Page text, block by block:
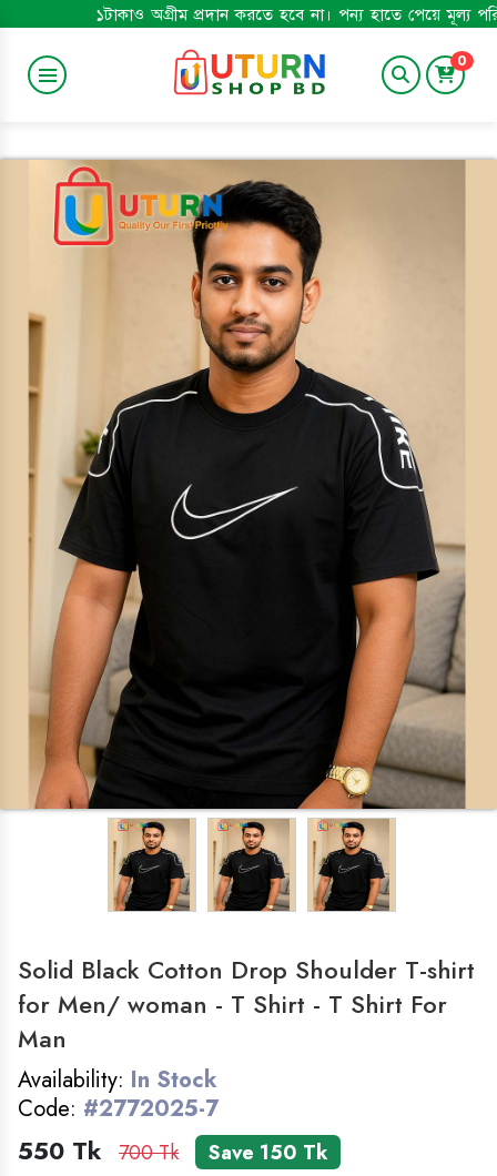
SWEETS & BAKERY
GROSSERY
Smart Watch
SPORTS
LADIES ZONE
Cosmetics
HOME & KITCHEN
Cake Decoration
Chocolate Making Item's
OVEN
kitchen & Crockeries
ISLAMIC ITEMS
HOME APPLIANCES
MEN'S FASHION
লুঙ্গি- Lungi For Man
HOME DECOR
১টাকাও অগ্রীম প্রদান করতে হবে না। পন্য হাতে পেয়ে মূল্য পরিশোধ
0
Solid Black Cotton Drop Shoulder T-shirt
for Men/ woman - T Shirt - T Shirt For
Man
Availability: In Stock
Code: #2772025-7
550 Tk 700 Tk Save 150 Tk